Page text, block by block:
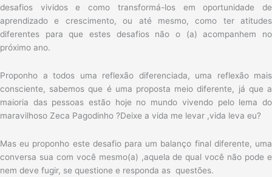
desafios vividos e como transformá-los em oportunidade de
aprendizado e crescimento, ou até mesmo, como ter atitudes
diferentes para que estes desafios não o (a) acompanhem no
próximo ano.
Proponho a todos uma reflexão diferenciada, uma reflexão mais
consciente, sabemos que é uma proposta meio diferente, já que a
maioria das pessoas estão hoje no mundo vivendo pelo lema do
maravilhoso Zeca Pagodinho ?Deixe a vida me levar ,vida leva eu?
Mas eu proponho este desafio para um balanço final diferente, uma
conversa sua com você mesmo(a) ,aquela de qual você não pode e
nem deve fugir, se questione e responda as questões.